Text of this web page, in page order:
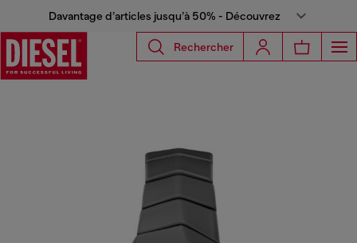
Davantage d’articles jusqu’à 50% - Découvrez
Rechercher